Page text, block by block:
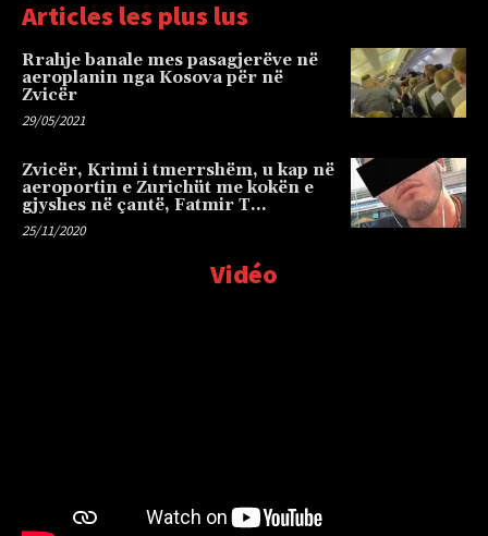
Articles les plus lus
Rrahje banale mes pasagjerëve në
aeroplanin nga Kosova për në
Zvicër
29/05/2021
Zvicër, Krimi i tmerrshëm, u kap në
aeroportin e Zurichüt me kokën e
gjyshes në çantë, Fatmir T…
25/11/2020
Vidéo